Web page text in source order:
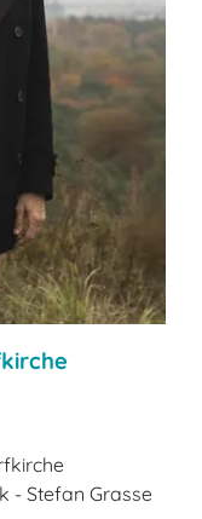
- Stefan Grasse